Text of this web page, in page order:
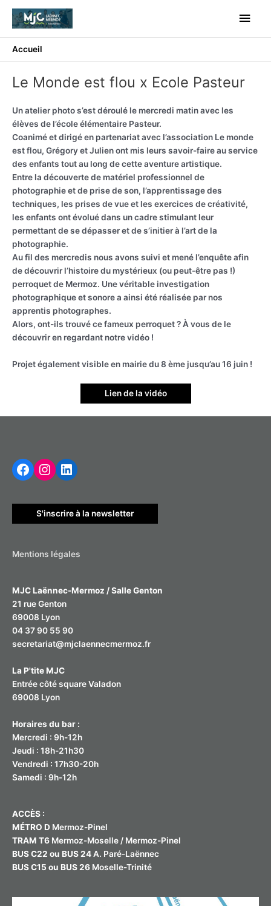
Accueil
Le Monde est flou x Ecole Pasteur
Un atelier photo s’est déroulé le mercredi matin avec les
élèves de l’école élémentaire Pasteur.
Coanimé et dirigé en partenariat avec l’association Le monde
est flou, Grégory et Julien ont mis leurs savoir-faire au service
des enfants tout au long de cette aventure artistique.
Entre la découverte de matériel professionnel de
photographie et de prise de son, l’apprentissage des
techniques, les prises de vue et les exercices de créativité,
les enfants ont évolué dans un cadre stimulant leur
permettant de se dépasser et de s’initier à l’art de la
photographie.
Au fil des mercredis nous avons suivi et mené l’enquête afin
de découvrir l’histoire du mystérieux (ou peut-être pas !)
perroquet de Mermoz. Une véritable investigation
photographique et sonore a ainsi été réalisée par nos
apprentis photographes.
Alors, ont-ils trouvé ce fameux perroquet ? À vous de le
découvrir en regardant notre vidéo !
Projet également visible en mairie du 8 ème jusqu’au 16 juin !
Lien de la vidéo
Facebook
Instagram
LinkedIn
S'inscrire à la newsletter
Mentions légales
MJC Laënnec-Mermoz / Salle Genton
21 rue Genton
69008 Lyon
04 37 90 55 90
secretariat@mjclaennecmermoz.fr
La P'tite MJC
Entrée côté square Valadon
69008 Lyon
Horaires du bar :
Mercredi : 9h-12h
Jeudi : 18h-21h30
Vendredi : 17h30-20h
Samedi : 9h-12h
ACCÈS :
MÉTRO D Mermoz-Pinel
TRAM T6 Mermoz-Moselle / Mermoz-Pinel
BUS C22 ou BUS 24 A. Paré-Laënnec
BUS C15 ou BUS 26 Moselle-Trinité